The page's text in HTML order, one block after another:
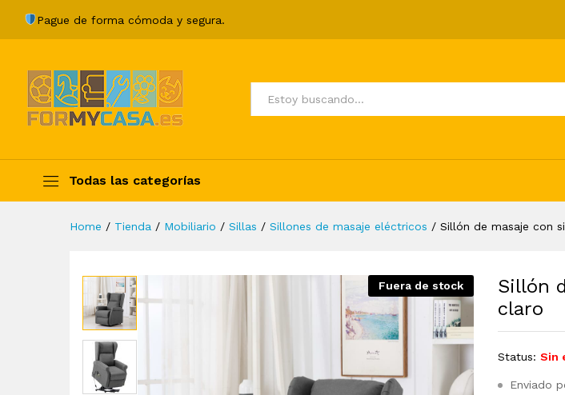
Pague de forma cómoda y segura.
Todos
Todas las categorías
Home / Tienda / Mobiliario / Sillas / Sillones de masaje eléctricos / Sillón de masaje con
Fuera de stock
Sillón
claro
Status: Sin
Enviado
Description Specification